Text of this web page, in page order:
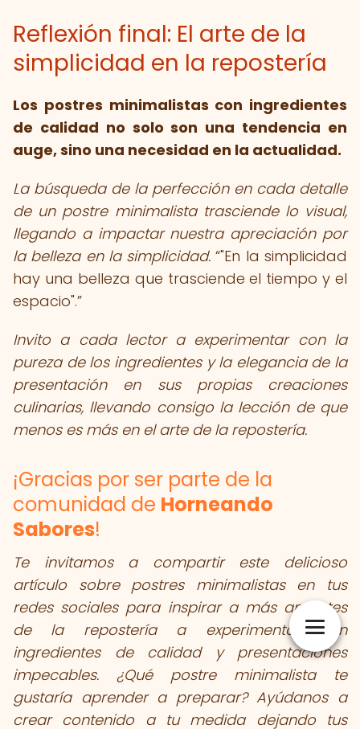
Reflexión final: El arte de la
simplicidad en la repostería
Los postres minimalistas con ingredientes
de calidad no solo son una tendencia en
auge, sino una necesidad en la actualidad.
La búsqueda de la perfección en cada detalle
de un postre minimalista trasciende lo visual,
llegando a impactar nuestra apreciación por
la belleza en la simplicidad. "En la simplicidad
hay una belleza que trasciende el tiempo y el
espacio".
Invito a cada lector a experimentar con la
pureza de los ingredientes y la elegancia de la
presentación en sus propias creaciones
culinarias, llevando consigo la lección de que
menos es más en el arte de la repostería.
¡Gracias por ser parte de la
comunidad de Horneando
Sabores!
Te invitamos a compartir este delicioso
artículo sobre postres minimalistas en tus
redes sociales para inspirar a más amantes
de la repostería a experimentar con
ingredientes de calidad y presentaciones
impecables. ¿Qué postre minimalista te
gustaría aprender a preparar?Ayúdanos a
crear contenido a tu medida dejando tus